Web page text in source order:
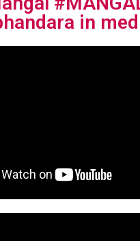
in